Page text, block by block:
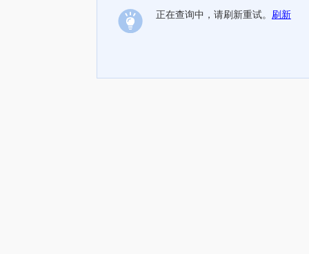
正在查询中，请刷新重试。 刷新